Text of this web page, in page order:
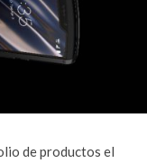
de productos el